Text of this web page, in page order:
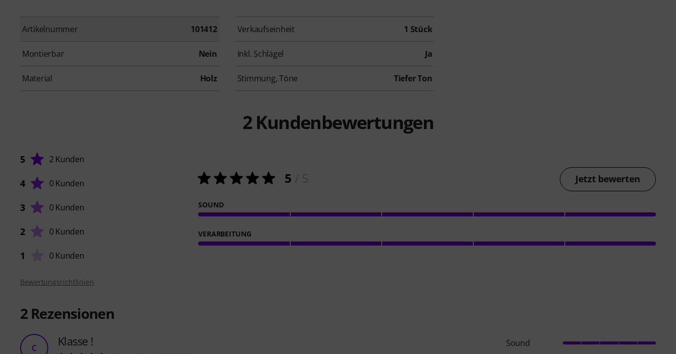
Artikelnummer 101412 Verkaufseinheit 1 Stück
Montierbar Nein Inkl. Schlägel Ja
Material Holz Stimmung, Töne Tiefer Ton
2Kundenbewertungen
5 2 Kunden
4 0 Kunden
3 0 Kunden
2 0 Kunden
1 0 Kunden
5 Jetzt bewerten
SOUND
VERARBEITUNG
Bewertungsrichtlinien
2 Rezensionen
C Klasse !
Sound